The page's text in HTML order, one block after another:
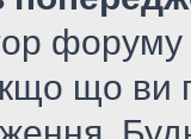
що